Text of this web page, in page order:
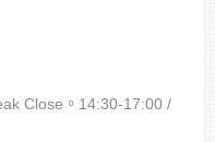
Close。14:30-17:00 /